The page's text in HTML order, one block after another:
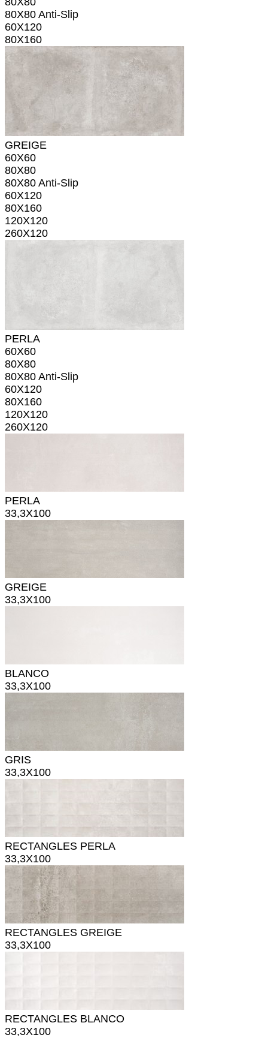
80X80 Anti-Slip
60X120
80X160
GREIGE
60X60
80X80
80X80 Anti-Slip
60X120
80X160
120X120
260X120
PERLA
60X60
80X80
80X80 Anti-Slip
60X120
80X160
120X120
260X120
PERLA
33,3X100
GREIGE
33,3X100
BLANCO
33,3X100
GRIS
33,3X100
RECTANGLES PERLA
33,3X100
RECTANGLES GREIGE
33,3X100
RECTANGLES BLANCO
33,3X100